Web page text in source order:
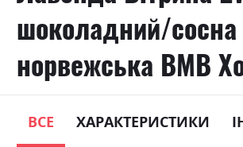
шоколадний/сосна
норвежська ВМВ
ВСЕ ХАРАКТЕРИСТИКИ